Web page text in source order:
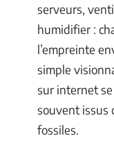
serveurs,
humidifier :
l’empreinte
simple
sur internet
souvent issus
fossiles.